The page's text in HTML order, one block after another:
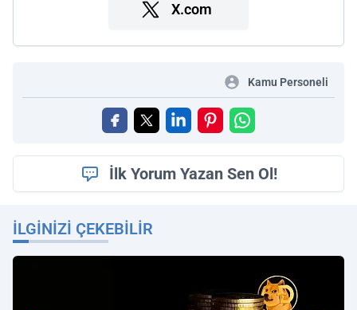
X.com
Kamu Personeli
İlk Yorum Yazan Sen Ol!
İLGINIZI ÇEKEBILIR